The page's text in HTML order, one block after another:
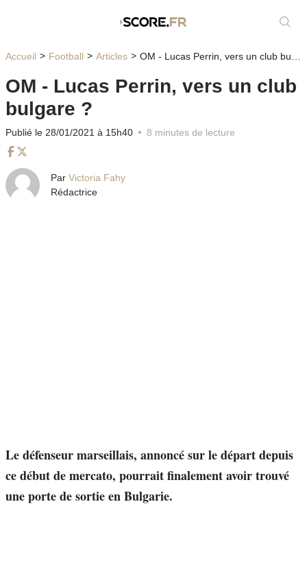
Accueil Football Articles OM - Lucas Perrin, vers un club bulgare ?
OM - Lucas Perrin, vers un club
bulgare ?
Publié le 28/01/2021 à 15h40 8 minutes de lecture
Par Victoria Fahy
Rédactrice
Le défenseur marseillais, annoncé sur le départ depuis
ce début de mercato, pourrait finalement avoir trouvé
une porte de sortie en Bulgarie.